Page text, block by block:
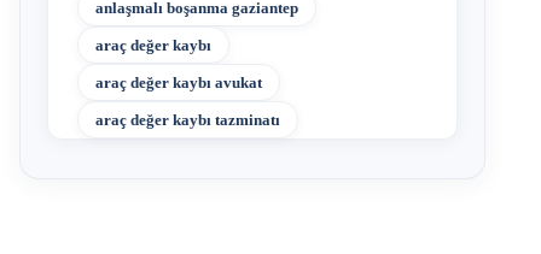
anlaşmalı boşanma gaziantep
araç değer kaybı
araç değer kaybı avukat
araç değer kaybı tazminatı